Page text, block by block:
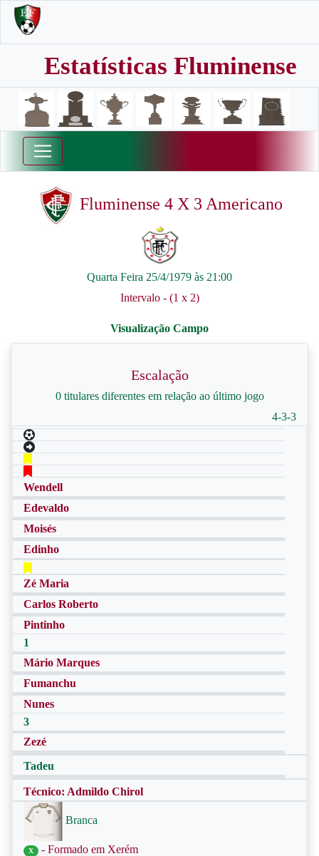
Estatísticas Fluminense
Fluminense 4 X 3 Americano
Quarta Feira 25/4/1979 às 21:00
Intervalo - (1 x 2)
Escalação
0 titulares diferentes em relação ao último jogo
4-3-3
Wendell
Edevaldo
Moisés
Edinho
Zé Maria
Carlos Roberto
Pintinho
1
Mário Marques
Fumanchu
Nunes
3
Zezé
Tadeu
Técnico: Admildo Chirol
Branca
X - Formado em Xerém